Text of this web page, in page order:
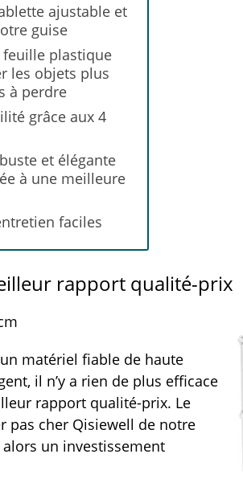
ajustable et
guise
feuille plastique
les objets plus
à perdre
grâce aux 4
et élégante
à une meilleure
faciles
rapport qualité-prix
matériel fiable de haute
il n’y a rien de plus efficace
rapport qualité-prix. Le
pas cher Qisiewell de notre
un investissement